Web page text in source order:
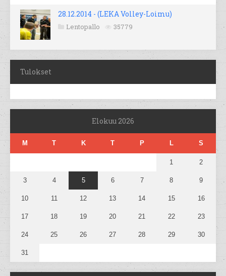
28.12.2014 - (LEKA Volley-Loimu)
Lentopallo 35779
Tulokset
Elokuu 2026
M T K T P L S
1 2
3 4 5 6 7 8 9
10 11 12 13 14 15 16
17 18 19 20 21 22 23
24 25 26 27 28 29 30
31